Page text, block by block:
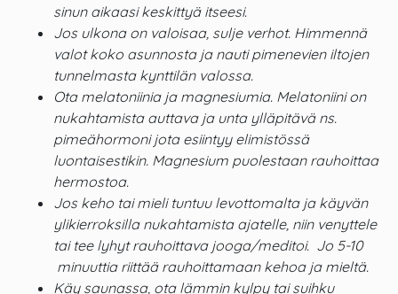
sinun aikaasi keskittyä itseesi.
Jos ulkona on valoisaa, sulje verhot. Himmennä
valot koko asunnosta ja nauti pimenevien iltojen
tunnelmasta kynttilän valossa.
Ota melatoniinia ja magnesiumia. Melatoniini on
nukahtamista auttava ja unta ylläpitävä ns.
pimeähormoni jota esiintyy elimistössä
luontaisestikin. Magnesium puolestaan rauhoittaa
hermostoa.
Jos keho tai mieli tuntuu levottomalta ja käyvän
ylikierroksilla nukahtamista ajatelle, niin venyttele
tai tee lyhyt rauhoittava jooga/meditoi. Jo 5-10
minuuttia riittää rauhoittamaan kehoa ja mieltä.
Käy saunassa, ota lämmin kylpy tai suihku